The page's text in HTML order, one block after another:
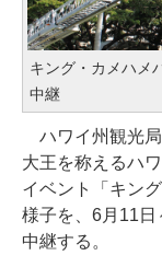
キング・カメハメ
中継
ハワイ州観光局
大王を称えるハ
イベント「キン
様子を、6月11
中継する。